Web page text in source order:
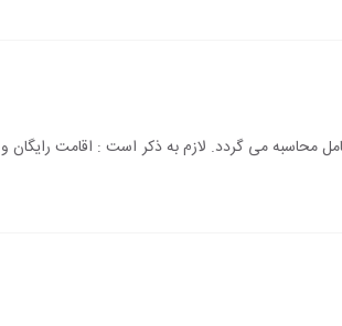
عدم استفاده از سرویس) رایگان می باشد و هزینه ی اقامت کودک بالای 5 سال به طور کامل محاسبه می گردد. لازم به ذکر است :